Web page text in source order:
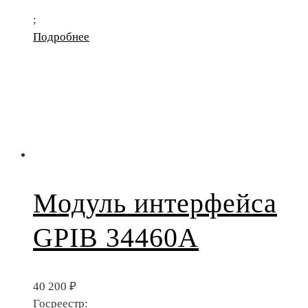
;
Подробнее
Модуль интерфейса
GPIB 34460A
40 200 ₽
Госреестр: